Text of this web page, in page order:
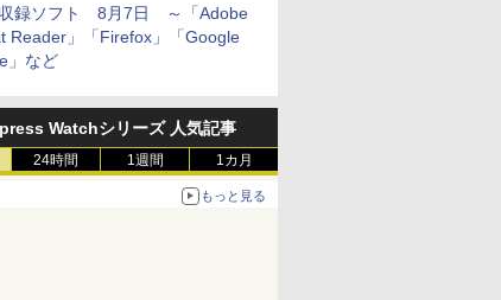
録ソフト 8月7日 ～「Adobe
Reader」「Firefox」「Google
」など
Watchシリーズ 人気記事
24時間 1週間 1カ月
もっと見る